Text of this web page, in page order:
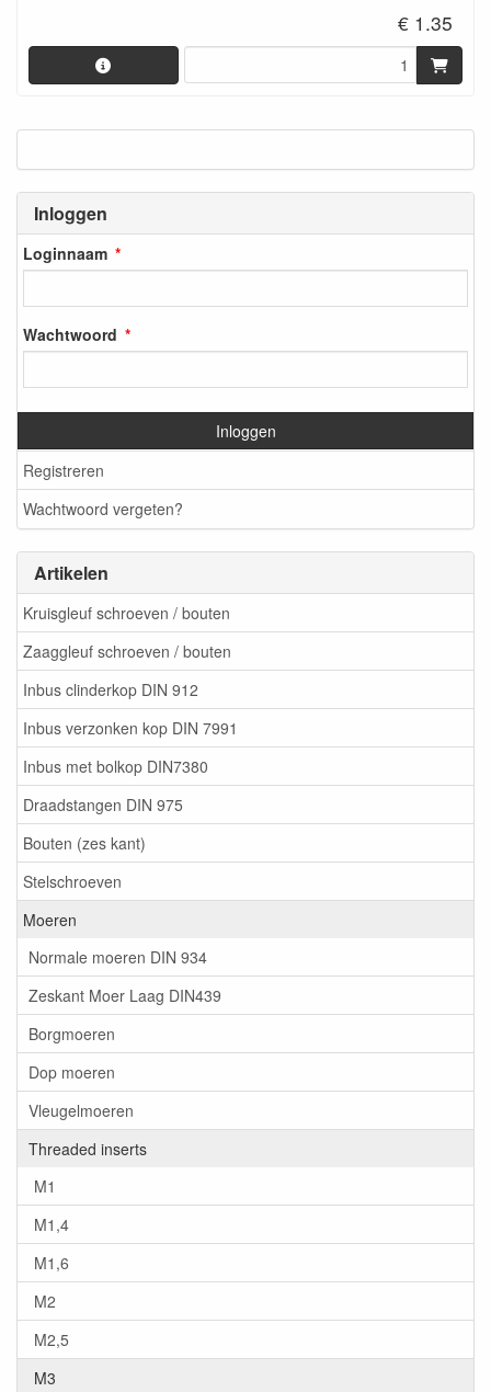
Inloggen
Loginnaam
Wachtwoord
Inloggen
Registreren
Wachtwoord vergeten?
Artikelen
Kruisgleuf schroeven / bouten
Zaaggleuf schroeven / bouten
Inbus clinderkop DIN 912
Inbus verzonken kop DIN 7991
Inbus met bolkop DIN7380
Draadstangen DIN 975
Bouten (zes kant)
Stelschroeven
Moeren
Normale moeren DIN 934
Zeskant Moer Laag DIN439
Borgmoeren
Dop moeren
Vleugelmoeren
Threaded inserts
M1
M1,4
M1,6
M2
M2,5
M3
€ 1.35